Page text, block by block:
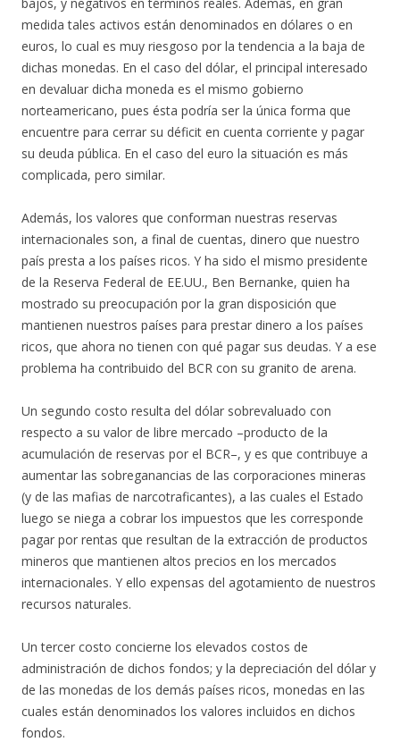
medida tales activos están denominados en dólares o en
euros, lo cual es muy riesgoso por la tendencia a la baja de
dichas monedas. En el caso del dólar, el principal interesado
en devaluar dicha moneda es el mismo gobierno
norteamericano, pues ésta podría ser la única forma que
encuentre para cerrar su déficit en cuenta corriente y pagar
su deuda pública. En el caso del euro la situación es más
complicada, pero similar.
Además, los valores que conforman nuestras reservas
internacionales son, a final de cuentas, dinero que nuestro
país presta a los países ricos. Y ha sido el mismo presidente
de la Reserva Federal de EE.UU., Ben Bernanke, quien ha
mostrado su preocupación por la gran disposición que
mantienen nuestros países para prestar dinero a los países
ricos, que ahora no tienen con qué pagar sus deudas. Y a ese
problema ha contribuido del BCR con su granito de arena.
Un segundo costo resulta del dólar sobrevaluado con
respecto a su valor de libre mercado –producto de la
acumulación de reservas por el BCR–, y es que contribuye a
aumentar las sobreganancias de las corporaciones mineras
(y de las mafias de narcotraficantes), a las cuales el Estado
luego se niega a cobrar los impuestos que les corresponde
pagar por rentas que resultan de la extracción de productos
mineros que mantienen altos precios en los mercados
internacionales. Y ello expensas del agotamiento de nuestros
recursos naturales.
Un tercer costo concierne los elevados costos de
administración de dichos fondos; y la depreciación del dólar y
de las monedas de los demás países ricos, monedas en las
cuales están denominados los valores incluidos en dichos
fondos.